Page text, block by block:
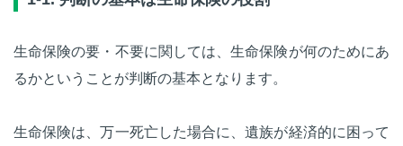
生命保険の要・不要に関しては、生命保険が何のためにあ
るかということが判断の基本となります。
生命保険は、万一死亡した場合に、遺族が経済的に困って